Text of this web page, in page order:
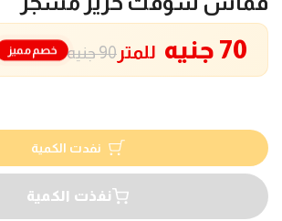
90 جنيه 70 جنيه للمتر خصم مميز
نفدت الكمية
نفذت الكمية